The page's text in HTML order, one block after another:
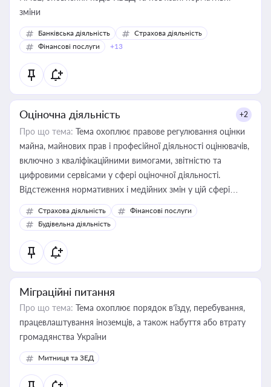
зміни
Банківська діяльність
Страхова діяльність
Фінансові послуги
+13
Оціночна діяльність +2
Про що тема: Тема охоплює правове регулювання оцінки
майна, майнових прав і професійної діяльності оцінювачів,
включно з кваліфікаційними вимогами, звітністю та
цифровими сервісами у сфері оціночної діяльності.
Відстеження нормативних і медійних змін у цій сфері
корисне для власника бізнесу, керівника, юриста або
бухгалтера під час оподаткування, приватизації, оренди
державного майна, корпоративних угод і перевірки
статусу суб'єктів оціночної діяльності
Страхова діяльність
Фінансові послуги
Будівельна діяльність
Міграційні питання
Про що тема: Тема охоплює порядок в’їзду, перебування,
працевлаштування іноземців, а також набуття або втрату
громадянства України
Митниця та ЗЕД